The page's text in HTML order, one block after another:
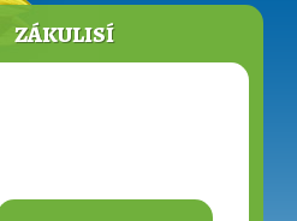
ZÁKULISÍ